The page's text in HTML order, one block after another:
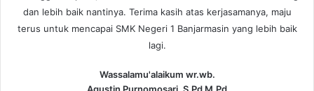
dan lebih baik nantinya. Terima kasih atas kerjasamanya, maju
terus untuk mencapai SMK Negeri 1 Banjarmasin yang lebih baik
lagi.
Wassalamu'alaikum wr.wb.